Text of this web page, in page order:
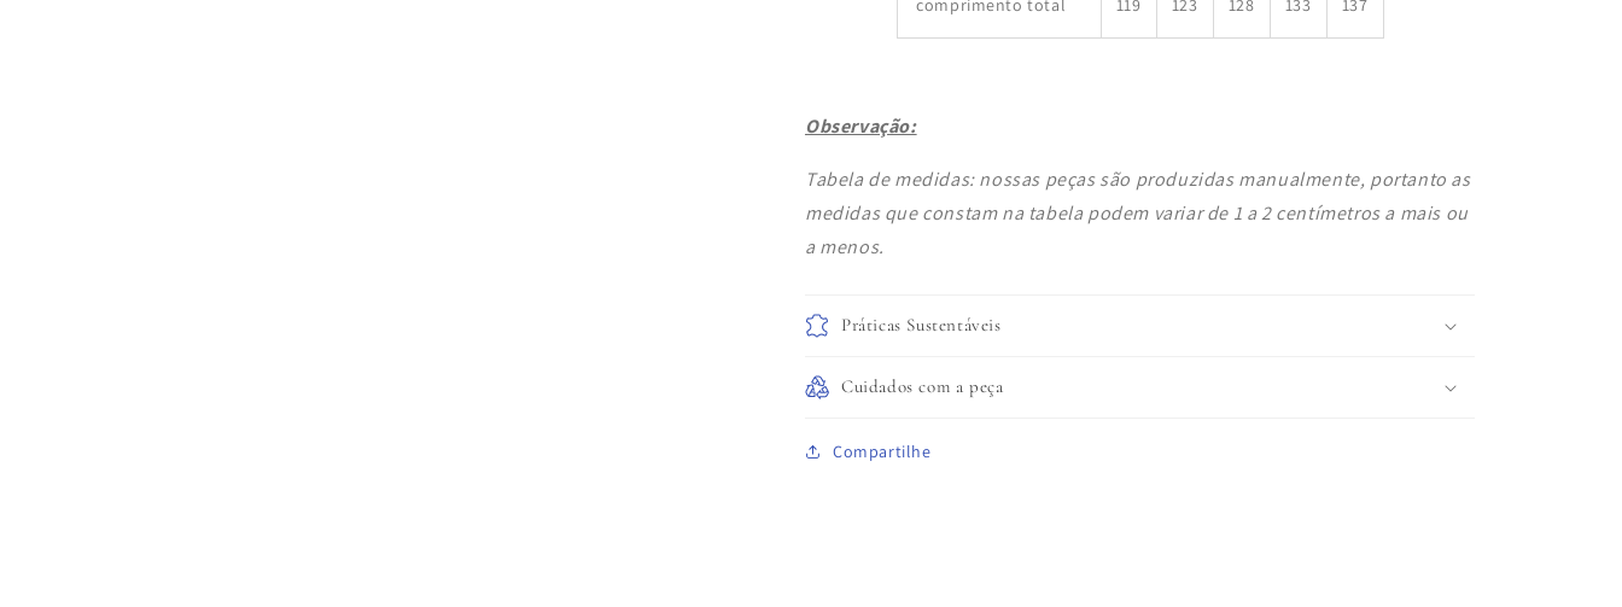
comprimento total 119 123 128 133 137
Observação:
Tabela de medidas: nossas peças são produzidas manualmente, portanto as
medidas que constam na tabela podem variar de 1 a 2 centímetros a mais ou
a menos.
Práticas Sustentáveis
Cuidados com a peça
Compartilhe